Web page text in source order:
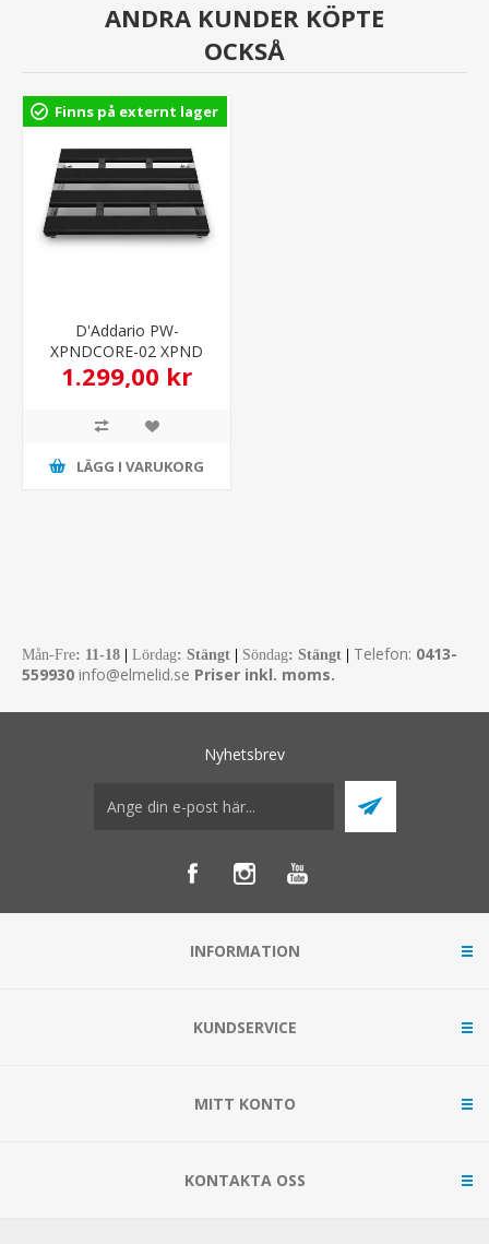
ANDRA KUNDER KÖPTE
OCKSÅ
Finns på externt lager
D'Addario PW-
XPNDCORE-02 XPND
Core Pedalboard 2 - 2
rows
1.299,00 kr
LÄGG I VARUKORG
Mån-Fre: 11-18 Lördag: Stängt Söndag: Stängt Telefon: 0413-
559930 info@elmelid.se Priser inkl. moms.
Nyhetsbrev
INFORMATION
KUNDSERVICE
MITT KONTO
KONTAKTA OSS